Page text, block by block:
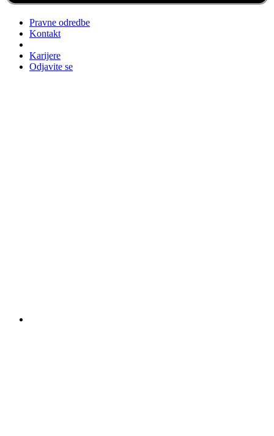
Pravne odredbe
Kontakt
Karijere
Odjavite se